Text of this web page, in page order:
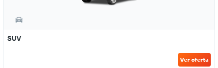
SUV
Ver oferta